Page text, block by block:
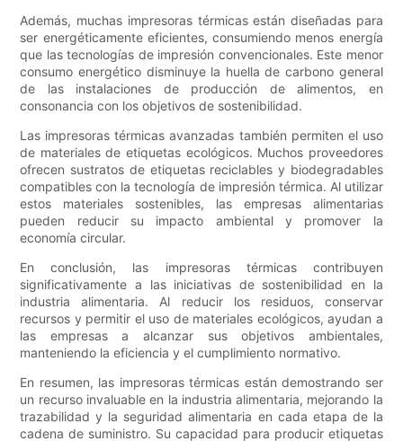
Además, muchas impresoras térmicas están diseñadas para
ser energéticamente eficientes, consumiendo menos energía
que las tecnologías de impresión convencionales. Este menor
consumo energético disminuye la huella de carbono general
de las instalaciones de producción de alimentos, en
consonancia con los objetivos de sostenibilidad.
Las impresoras térmicas avanzadas también permiten el uso
de materiales de etiquetas ecológicos. Muchos proveedores
ofrecen sustratos de etiquetas reciclables y biodegradables
compatibles con la tecnología de impresión térmica. Al utilizar
estos materiales sostenibles, las empresas alimentarias
pueden reducir su impacto ambiental y promover la
economía circular.
En conclusión, las impresoras térmicas contribuyen
significativamente a las iniciativas de sostenibilidad en la
industria alimentaria. Al reducir los residuos, conservar
recursos y permitir el uso de materiales ecológicos, ayudan a
las empresas a alcanzar sus objetivos ambientales,
manteniendo la eficiencia y el cumplimiento normativo.
En resumen, las impresoras térmicas están demostrando ser
un recurso invaluable en la industria alimentaria, mejorando la
trazabilidad y la seguridad alimentaria en cada etapa de la
cadena de suministro. Su capacidad para producir etiquetas